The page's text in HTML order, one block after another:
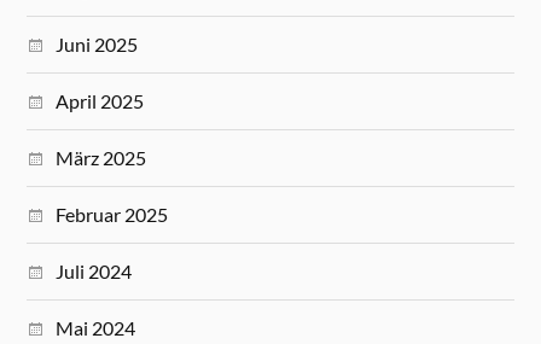
Juni 2025
April 2025
März 2025
Februar 2025
Juli 2024
Mai 2024